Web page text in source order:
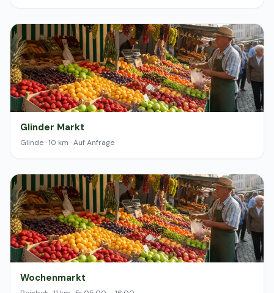
Glinder Markt
Glinde · 10 km · Auf Anfrage
Wochenmarkt